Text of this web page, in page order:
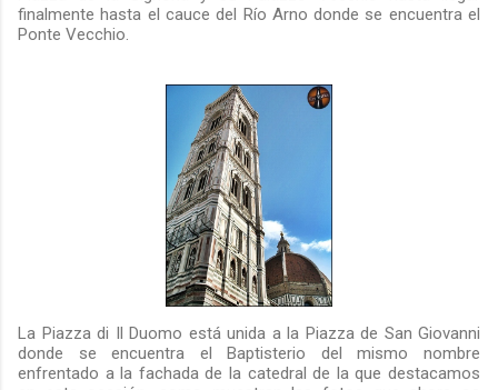
finalmente hasta el cauce del Río Arno donde se encuentra el
Ponte Vecchio.
La Piazza di Il Duomo está unida a la Piazza de San Giovanni
donde se encuentra el Baptisterio del mismo nombre
enfrentado a la fachada de la catedral de la que destacamos